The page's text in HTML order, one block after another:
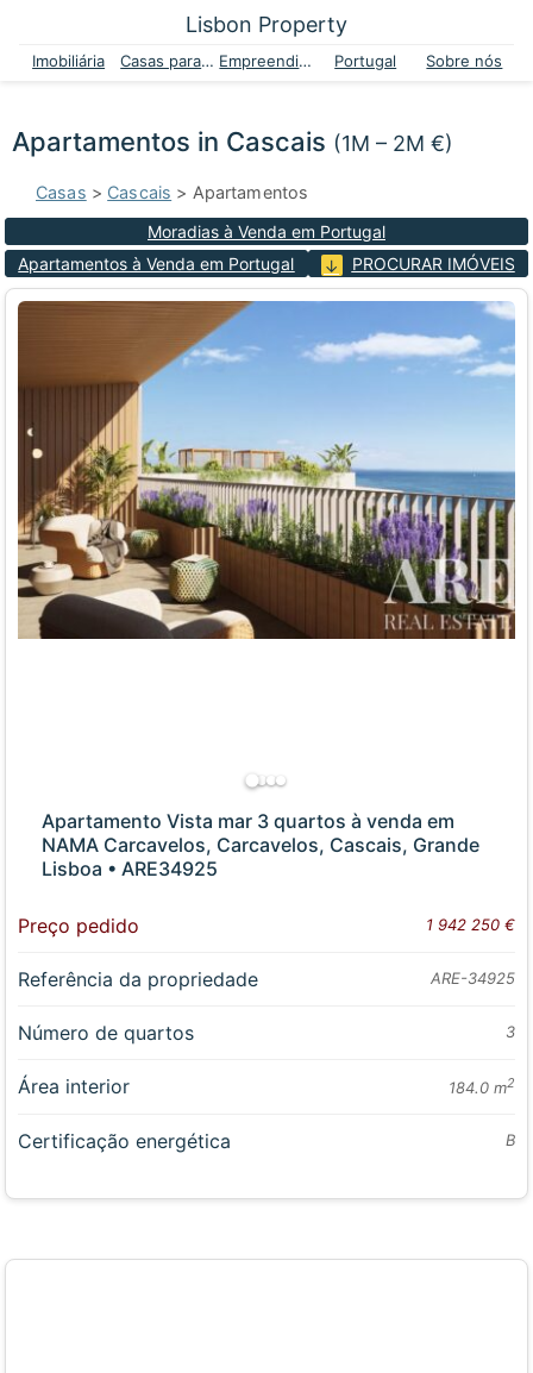
Lisbon Property
Imobiliária Casas para venda Empreendimentos Portugal Sobre nós
Apartamentos in Cascais (1M – 2M €)
Casas > Cascais > Apartamentos
Moradias à Venda em Portugal
Apartamentos à Venda em Portugal
PROCURAR IMÓVEIS
Apartamento Vista mar 3 quartos à venda em
NAMA Carcavelos, Carcavelos, Cascais, Grande
Lisboa • ARE34925
Preço pedido 1 942 250 €
Referência da propriedade ARE-34925
Número de quartos 3
Área interior 184.0 m2
Certificação energética B